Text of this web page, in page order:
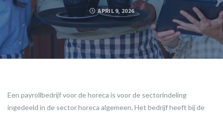
APRIL 9, 2026
Een payrollbedrijf voor de horeca is voor de sectorindeling
ingedeeld in de sector horeca algemeen. Het bedrijf heeft bij de